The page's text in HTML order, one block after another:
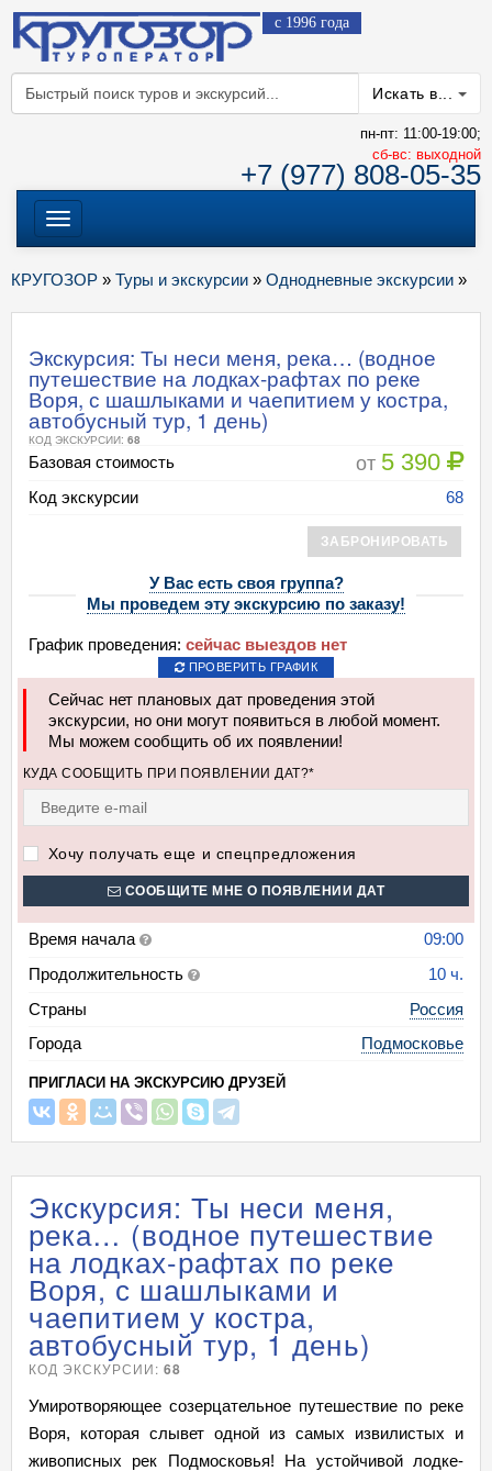
с 1996 года
Искать в...
пн-пт: 11:00-19:00;
cб-вс: выходной
+7 (977) 808-05-35
Меню
КРУГОЗОР » Туры и экскурсии » Однодневные экскурсии »
Экскурсия: Ты неси меня, река… (водное
путешествие на лодках-рафтах по реке
Воря, с шашлыками и чаепитием у костра,
автобусный тур, 1 день)
КОД ЭКСКУРСИИ: 68
Базовая стоимость от 5 390
Код экскурсии 68
ЗАБРОНИРОВАТЬ
У Вас есть своя группа?
Мы проведем эту экскурсию по заказу!
График проведения: сейчас выездов нет
ПРОВЕРИТЬ ГРАФИК
Сейчас нет плановых дат проведения этой
экскурсии, но они могут появиться в любой момент.
Мы можем сообщить об их появлении!
КУДА СООБЩИТЬ ПРИ ПОЯВЛЕНИИ ДАТ?*
Хочу получать еще и спецпредложения
СООБЩИТЕ МНЕ О ПОЯВЛЕНИИ ДАТ
Время начала
09:00
Продолжительность
10 ч.
Страны
Россия
Города
Подмосковье
ПРИГЛАСИ НА ЭКСКУРСИЮ ДРУЗЕЙ
Экскурсия: Ты неси меня,
река… (водное путешествие
на лодках-рафтах по реке
Воря, с шашлыками и
чаепитием у костра,
автобусный тур, 1 день)
КОД ЭКСКУРСИИ:68
Умиротворяющее созерцательное путешествие по реке
Воря, которая слывет одной из самых извилистых и
живописных рек Подмосковья! На устойчивой лодке-